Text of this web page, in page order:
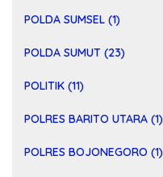
POLDA SUMSEL (1)
POLDA SUMUT (23)
POLITIK (11)
POLRES BARITO UTARA (1)
POLRES BOJONEGORO (1)